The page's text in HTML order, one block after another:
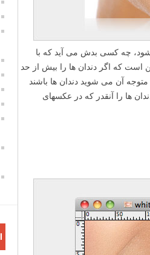
چه کسی بدش می آید که با
که اگر دندان ها را بیش از حد
آن می شوید دندان ها باشند
ها را آنقدر که در عکسهای